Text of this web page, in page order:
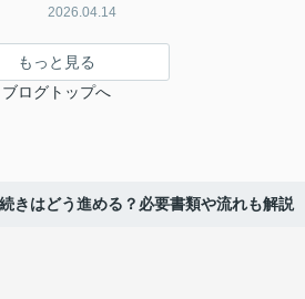
2026.04.14
もっと見る
ブログトップへ
きはどう進める？必要書類や流れも解説